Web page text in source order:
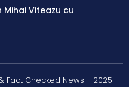
Viteazu cu
Fact Checked News - 2025